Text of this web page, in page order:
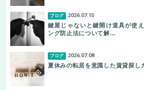
ブログ 2026.07.15
鍵屋じゃないと鍵開け道具が使
ング防止法について解…
ブログ 2026.07.08
夏休みの転居を意識した賃貸探し